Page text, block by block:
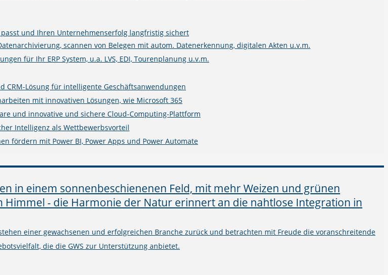
und Ihren Unternehmenserfolg langfristig sichert
scannen von Belegen mit autom. Datenerkennung, digitalen Akten u.v.m.
für Ihr ERP System, u.a. LVS, EDI, Tourenplanung u.v.m.
CRM-Lösung für intelligente Geschäftsanwendungen
mit innovativen Lösungen, wie Microsoft 365
und innovative und sichere Cloud-Computing-Plattform
Intelligenz als Wettbewerbsvorteil
fördern mit Power BI, Power Apps und Power Automate
einer gewachsenen und erfolgreichen Branche zurück und betrachten mit Freude die voranschreitende
die die GWS zur Unterstützung anbietet.